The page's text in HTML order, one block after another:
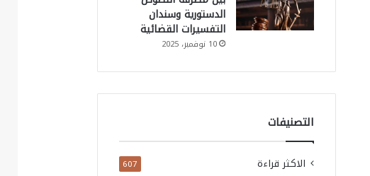
الدستورية وسندان
التفسيرات القضائية
10 نوفمبر، 2025
التصنيفات
الاكثر قراءة 607